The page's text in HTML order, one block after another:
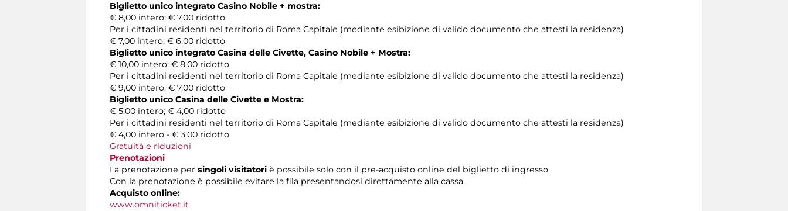
Biglietto unico integrato Casino Nobile + mostra:
€ 8,00 intero; € 7,00 ridotto
Per i cittadini residenti nel territorio di Roma Capitale (mediante esibizione di valido documento che attesti la residenza)
€ 7,00 intero; € 6,00 ridotto
Biglietto unico integrato Casina delle Civette, Casino Nobile + Mostra:
€ 10,00 intero; € 8,00 ridotto
Per i cittadini residenti nel territorio di Roma Capitale (mediante esibizione di valido documento che attesti la residenza)
€ 9,00 intero; € 7,00 ridotto
Biglietto unico Casina delle Civette e Mostra:
€ 5,00 intero; € 4,00 ridotto
Per i cittadini residenti nel territorio di Roma Capitale (mediante esibizione di valido documento che attesti la residenza)
€ 4,00 intero - € 3,00 ridotto
Gratuità e riduzioni
Prenotazioni
La prenotazione per singoli visitatori è possibile solo con il pre-acquisto online del biglietto di ingresso
Con la prenotazione è possibile evitare la fila presentandosi direttamente alla cassa.
Acquisto online:
www.omniticket.it